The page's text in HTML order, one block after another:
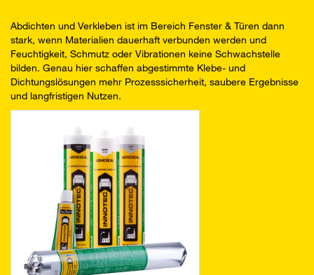
Abdichten und Verkleben ist im Bereich Fenster & Türen dann
stark, wenn Materialien dauerhaft verbunden werden und
Feuchtigkeit, Schmutz oder Vibrationen keine Schwachstelle
bilden. Genau hier schaffen abgestimmte Klebe- und
Dichtungslösungen mehr Prozesssicherheit, saubere Ergebnisse
und langfristigen Nutzen.